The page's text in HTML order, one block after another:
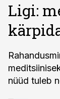
Ligi:
nüüd tuleb